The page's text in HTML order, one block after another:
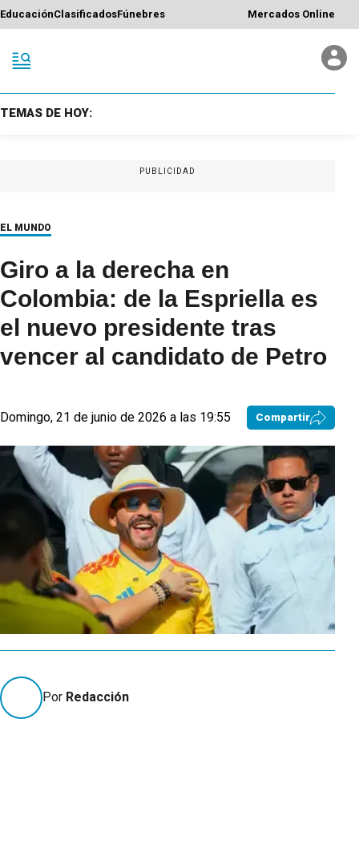
EducaciónClasificadosFúnebres Mercados Online
TEMAS DE HOY:
PUBLICIDAD
EL MUNDO
Giro a la derecha en
Colombia: de la Espriella es
el nuevo presidente tras
vencer al candidato de Petro
Domingo, 21 de junio de 2026 a las 19:55 Compartir
Por Redacción